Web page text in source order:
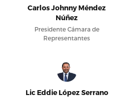
Carlos Johnny Méndez
Núñez
Presidente Cámara de
Representantes
Lic Eddie López Serrano